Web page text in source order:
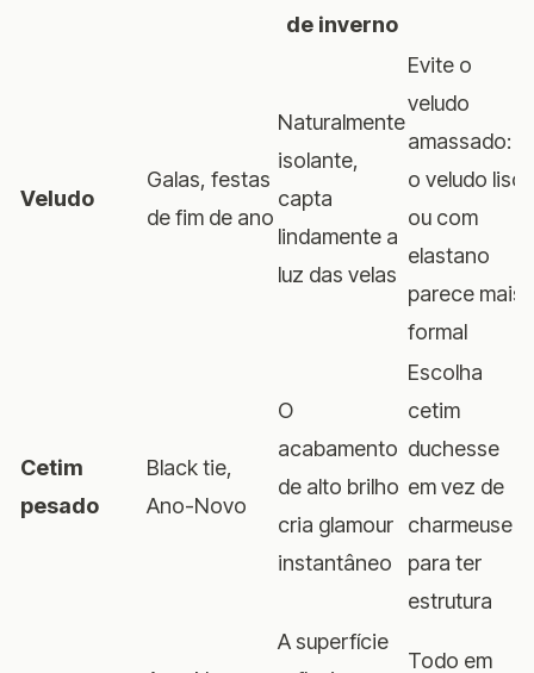
de inverno
Veludo
Galas, festas
de fim de ano
Naturalmente
isolante,
capta
lindamente a
luz das velas
Evite o
veludo
amassado:
o veludo liso
ou com
elastano
parece mais
formal
Cetim
pesado
Black tie,
Ano-Novo
O
acabamento
de alto brilho
cria glamour
instantâneo
Escolha
cetim
duchesse
em vez de
charmeuse
para ter
estrutura
A superfície
Todo em